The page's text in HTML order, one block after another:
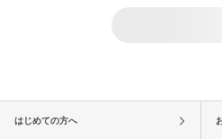
はじめての方へ